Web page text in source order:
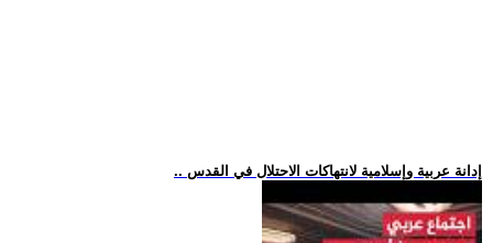
.. إدانة عربية وإسلامية لانتهاكات الاحتلال في القدس